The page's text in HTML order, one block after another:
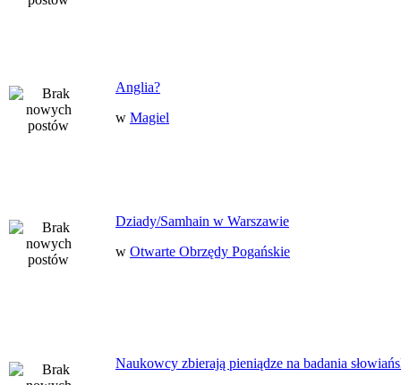
Anglia?
w Magiel
Dziady/Samhain w Warszawie
w Otwarte Obrzędy Pogańskie
Naukowcy zbierają pieniądze na badania